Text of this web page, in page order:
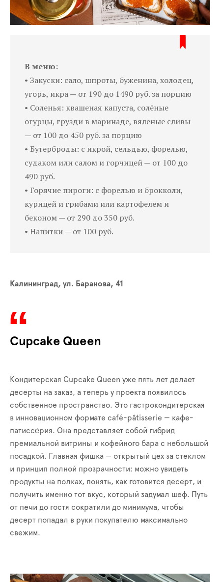
В меню:
• Закуски: сало, шпроты, буженина, холодец,
угорь, икра — от 190 до 1490 руб. за порцию
• Соленья: квашеная капуста, солёные
огурцы, грузди в маринаде, вяленые сливы
— от 100 до 450 руб. за порцию
• Бутерброды: с икрой, сельдью, форелью,
судаком или салом и горчицей — от 100 до
490 руб.
• Горячие пироги: с форелью и брокколи,
курицей и грибами или картофелем и
беконом — от 290 до 350 руб.
• Напитки — от 100 руб.
Калининград, ул. Баранова, 41
Cupcake Queen
Кондитерская Cupcake Queen уже пять лет делает
десерты на заказ, а теперь у проекта появилось
собственное пространство. Это гастрокондитерская
в инновационном формате сafé-pâtisserie — кафе-
патиссе́рия. Она представляет собой гибрид
премиальной витрины и кофейного бара с небольшой
посадкой. Главная фишка — открытый цех за стеклом
и принцип полной прозрачности: можно увидеть
продукты на полках, понять, как готовится десерт, и
получить именно тот вкус, который задумал шеф. Путь
от печи до гостя сократили до минимума, чтобы
десерт попадал в руки покупателю максимально
свежим.